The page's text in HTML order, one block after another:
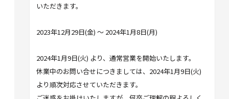
いただきます。
2023年12月29日(金) ～ 2024年1月8日(月)
2024年1月9日(火) より、通常営業を開始いたします。
休業中のお問い合せにつきましては、2024年1月9日(火)
より順次対応させていただきます。